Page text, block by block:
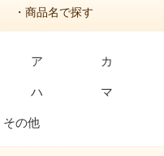
・商品名で探す
ア カ
ハ マ
その他